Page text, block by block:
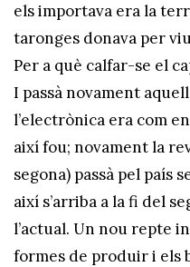
els importava era la
taronges donava per
Per a què calfar-se el
I passà novament
l’electrònica era com
així fou; novament la
segona) passà pel país
així s’arriba a la fi del
l’actual. Un nou repte
formes de produir i els